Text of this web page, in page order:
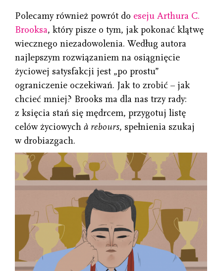
Polecamy również powrót do eseju Arthura C.
Brooksa, który pisze o tym, jak pokonać klątwę
wiecznego niezadowolenia. Według autora
najlepszym rozwiązaniem na osiągnięcie
życiowej satysfakcji jest „po prostu”
ograniczenie oczekiwań. Jak to zrobić – jak
chcieć mniej? Brooks ma dla nas trzy rady:
z księcia stań się mędrcem, przygotuj listę
celów życiowych à rebours, spełnienia szukaj
w drobiazgach.